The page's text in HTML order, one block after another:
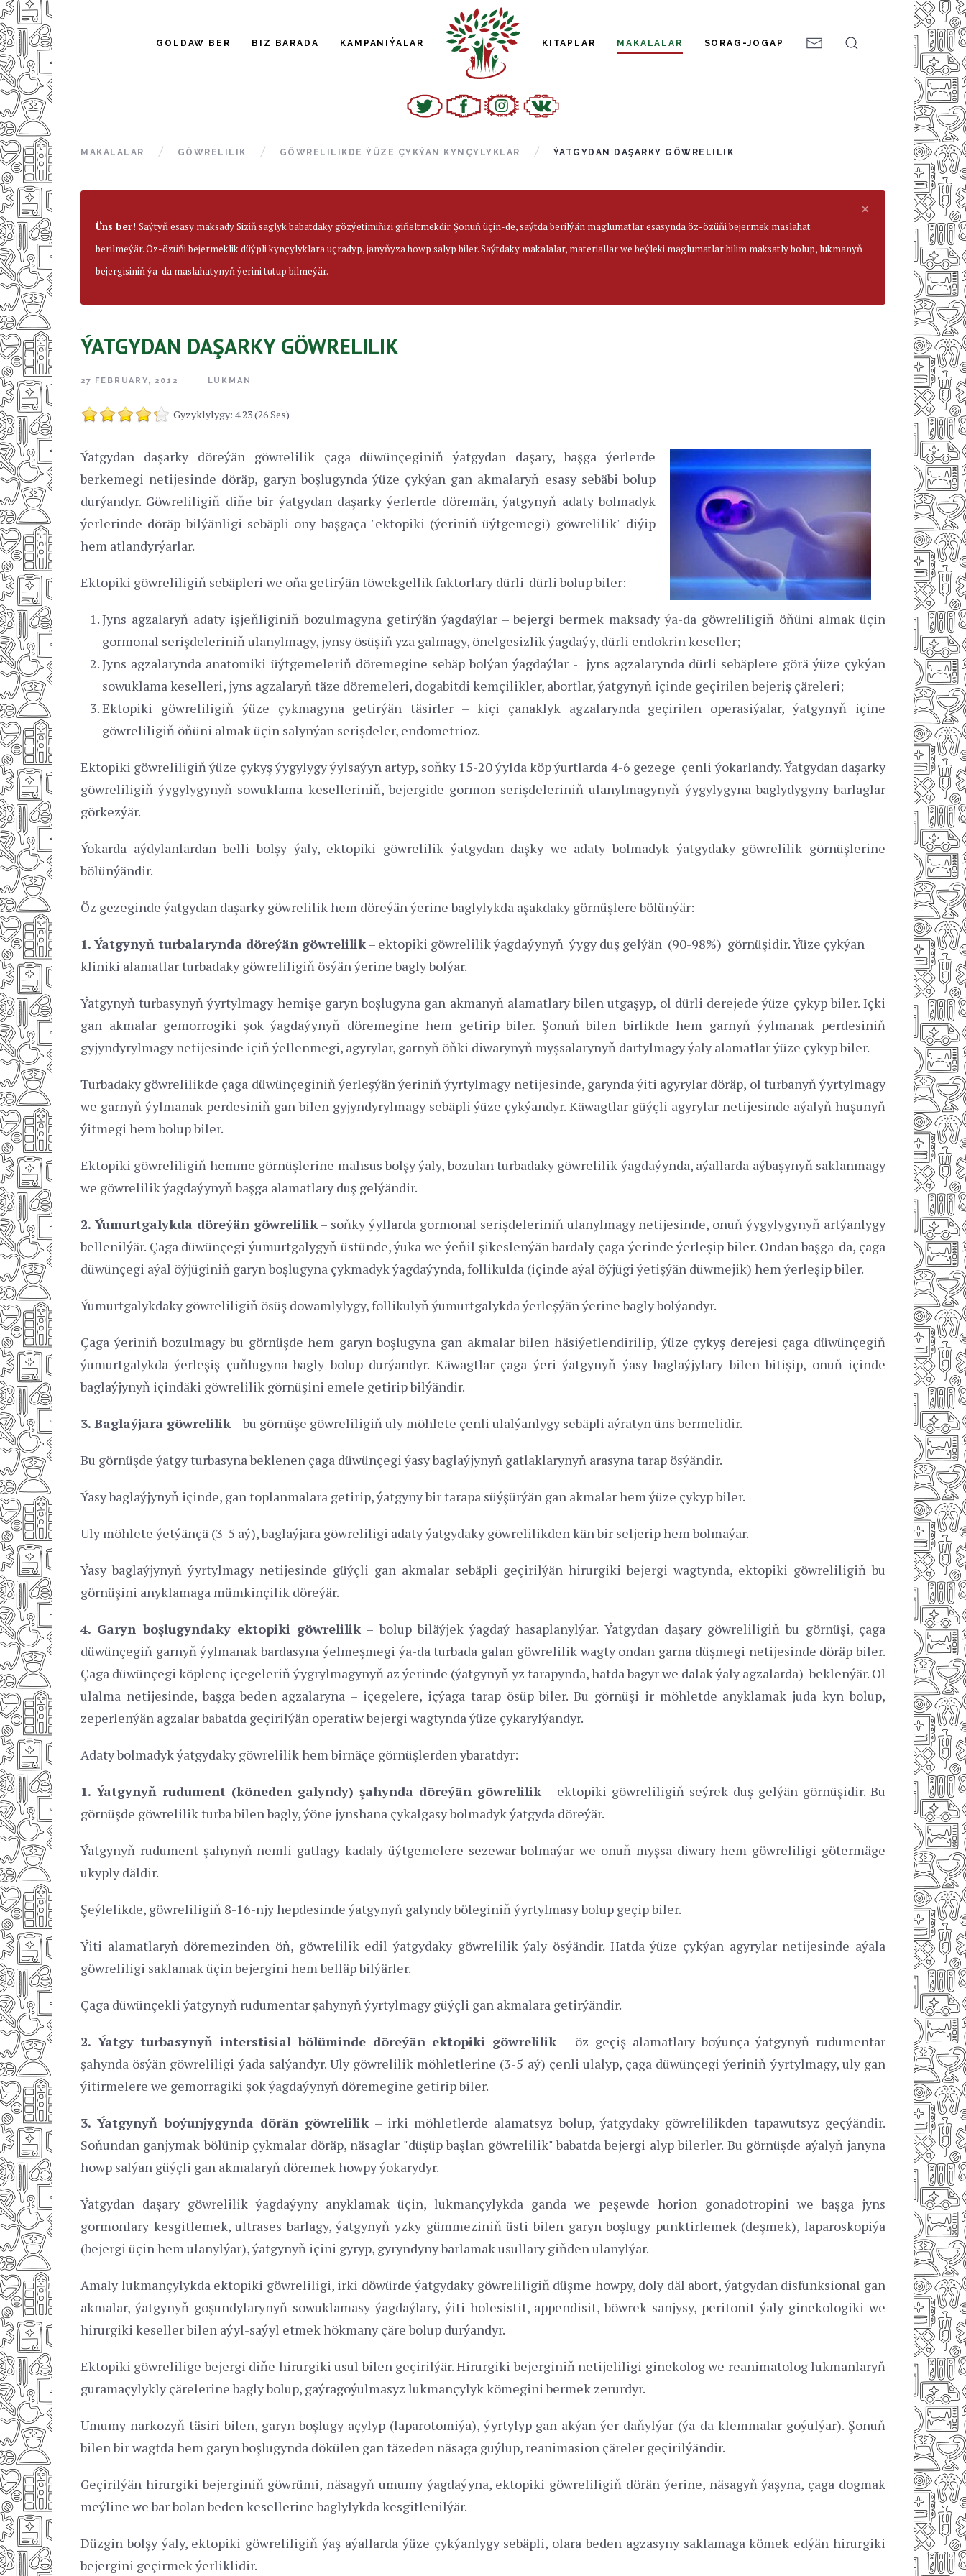
GOLDAW BER BIZ BARADA KAMPANIÝALAR KITAPLAR MAKALALAR SORAG-JOGAP
MAKALALAR GÖWRELILIK GÖWRELILIKDE ÝÜZE ÇYKÝAN KYNÇYLYKLAR ÝATGYDAN DAŞARKY GÖWRELILIK
×
Üns ber! Saýtyň esasy maksady Siziň saglyk babatdaky gözýetimiňizi giňeltmekdir. Şonuň üçin-de, saýtda berilýän maglumatlar esasynda öz-özüňi bejermek maslahat
berilmeýär. Öz-özüňi bejermeklik düýpli kynçylyklara uçradyp, janyňyza howp salyp biler. Saýtdaky makalalar, materiallar we beýleki maglumatlar bilim maksatly bolup, lukmanyň
bejergisiniň ýa-da maslahatynyň ýerini tutup bilmeýär.
ÝATGYDAN DAŞARKY GÖWRELILIK
27 FEBRUARY, 2012 LUKMAN
Gyzyklylygy: 4.23 (26 Ses)
Ýatgydan daşarky döreýän göwrelilik çaga düwünçeginiň ýatgydan daşary, başga ýerlerde
berkemegi netijesinde döräp, garyn boşlugynda ýüze çykýan gan akmalaryň esasy sebäbi bolup
durýandyr. Göwreliligiň diňe bir ýatgydan daşarky ýerlerde döremän, ýatgynyň adaty bolmadyk
ýerlerinde döräp bilýänligi sebäpli ony başgaça "ektopiki (ýeriniň üýtgemegi) göwrelilik" diýip
hem atlandyrýarlar.
Ektopiki göwreliligiň sebäpleri we oňa getirýän töwekgellik faktorlary dürli-dürli bolup biler:
Jyns agzalaryň adaty işjeňliginiň bozulmagyna getirýän ýagdaýlar – bejergi bermek maksady ýa-da göwreliligiň öňüni almak üçin
gormonal serişdeleriniň ulanylmagy, jynsy ösüşiň yza galmagy, önelgesizlik ýagdaýy, dürli endokrin keseller;
Jyns agzalarynda anatomiki üýtgemeleriň döremegine sebäp bolýan ýagdaýlar - jyns agzalarynda dürli sebäplere görä ýüze çykýan
sowuklama keselleri, jyns agzalaryň täze döremeleri, dogabitdi kemçilikler, abortlar, ýatgynyň içinde geçirilen bejeriş çäreleri;
Ektopiki göwreliligiň ýüze çykmagyna getirýän täsirler – kiçi çanaklyk agzalarynda geçirilen operasiýalar, ýatgynyň içine
göwreliligiň öňüni almak üçin salynýan serişdeler, endometrioz.
Ektopiki göwreliligiň ýüze çykyş ýygylygy ýylsaýyn artyp, soňky 15-20 ýylda köp ýurtlarda 4-6 gezege çenli ýokarlandy. Ýatgydan daşarky
göwreliligiň ýygylygynyň sowuklama keselleriniň, bejergide gormon serişdeleriniň ulanylmagynyň ýygylygyna baglydygyny barlaglar
görkezýär.
Ýokarda aýdylanlardan belli bolşy ýaly, ektopiki göwrelilik ýatgydan daşky we adaty bolmadyk ýatgydaky göwrelilik görnüşlerine
bölünýändir.
Öz gezeginde ýatgydan daşarky göwrelilik hem döreýän ýerine baglylykda aşakdaky görnüşlere bölünýär:
1. Ýatgynyň turbalarynda döreýän göwrelilik– ektopiki göwrelilik ýagdaýynyň ýygy duş gelýän (90-98%) görnüşidir. Ýüze çykýan
kliniki alamatlar turbadaky göwreliligiň ösýän ýerine bagly bolýar.
Ýatgynyň turbasynyň ýyrtylmagy hemişe garyn boşlugyna gan akmanyň alamatlary bilen utgaşyp, ol dürli derejede ýüze çykyp biler. Içki
gan akmalar gemorrogiki şok ýagdaýynyň döremegine hem getirip biler. Şonuň bilen birlikde hem garnyň ýylmanak perdesiniň
gyjyndyrylmagy netijesinde içiň ýellenmegi, agyrylar, garnyň öňki diwarynyň myşsalarynyň dartylmagy ýaly alamatlar ýüze çykyp biler.
Turbadaky göwrelilikde çaga düwünçeginiň ýerleşýän ýeriniň ýyrtylmagy netijesinde, garynda ýiti agyrylar döräp, ol turbanyň ýyrtylmagy
we garnyň ýylmanak perdesiniň gan bilen gyjyndyrylmagy sebäpli ýüze çykýandyr. Käwagtlar güýçli agyrylar netijesinde aýalyň huşunyň
ýitmegi hem bolup biler.
Ektopiki göwreliligiň hemme görnüşlerine mahsus bolşy ýaly, bozulan turbadaky göwrelilik ýagdaýynda, aýallarda aýbaşynyň saklanmagy
we göwrelilik ýagdaýynyň başga alamatlary duş gelýändir.
2. Ýumurtgalykda döreýän göwrelilik– soňky ýyllarda gormonal serişdeleriniň ulanylmagy netijesinde, onuň ýygylygynyň artýanlygy
bellenilýär. Çaga düwünçegi ýumurtgalygyň üstünde, ýuka we ýeňil şikeslenýän bardaly çaga ýerinde ýerleşip biler. Ondan başga-da, çaga
düwünçegi aýal öýjüginiň garyn boşlugyna çykmadyk ýagdaýynda, follikulda (içinde aýal öýjügi ýetişýän düwmejik) hem ýerleşip biler.
Ýumurtgalykdaky göwreliligiň ösüş dowamlylygy, follikulyň ýumurtgalykda ýerleşýän ýerine bagly bolýandyr.
Çaga ýeriniň bozulmagy bu görnüşde hem garyn boşlugyna gan akmalar bilen häsiýetlendirilip, ýüze çykyş derejesi çaga düwünçegiň
ýumurtgalykda ýerleşiş çuňlugyna bagly bolup durýandyr. Käwagtlar çaga ýeri ýatgynyň ýasy baglaýjylary bilen bitişip, onuň içinde
baglaýjynyň içindäki göwrelilik görnüşini emele getirip bilýändir.
3. Baglaýjara göwrelilik– bu görnüşe göwreliligiň uly möhlete çenli ulalýanlygy sebäpli aýratyn üns bermelidir.
Bu görnüşde ýatgy turbasyna beklenen çaga düwünçegi ýasy baglaýjynyň gatlaklarynyň arasyna tarap ösýändir.
Ýasy baglaýjynyň içinde, gan toplanmalara getirip, ýatgyny bir tarapa süýşürýän gan akmalar hem ýüze çykyp biler.
Uly möhlete ýetýänçä (3-5 aý), baglaýjara göwreliligi adaty ýatgydaky göwrelilikden kän bir seljerip hem bolmaýar.
Ýasy baglaýjynyň ýyrtylmagy netijesinde güýçli gan akmalar sebäpli geçirilýän hirurgiki bejergi wagtynda, ektopiki göwreliligiň bu
görnüşini anyklamaga mümkinçilik döreýär.
4. Garyn boşlugyndaky ektopiki göwrelilik – bolup biläýjek ýagdaý hasaplanylýar. Ýatgydan daşary göwreliligiň bu görnüşi, çaga
düwünçegiň garnyň ýylmanak bardasyna ýelmeşmegi ýa-da turbada galan göwrelilik wagty ondan garna düşmegi netijesinde döräp biler.
Çaga düwünçegi köplenç içegeleriň ýygrylmagynyň az ýerinde (ýatgynyň yz tarapynda, hatda bagyr we dalak ýaly agzalarda) beklenýär. Ol
ulalma netijesinde, başga beden agzalaryna – içegelere, içýaga tarap ösüp biler. Bu görnüşi ir möhletde anyklamak juda kyn bolup,
zeperlenýän agzalar babatda geçirilýän operatiw bejergi wagtynda ýüze çykarylýandyr.
Adaty bolmadyk ýatgydaky göwrelilik hem birnäçe görnüşlerden ybaratdyr:
1. Ýatgynyň rudument (köneden galyndy) şahynda döreýän göwrelilik– ektopiki göwreliligiň seýrek duş gelýän görnüşidir. Bu
görnüşde göwrelilik turba bilen bagly, ýöne jynshana çykalgasy bolmadyk ýatgyda döreýär.
Ýatgynyň rudument şahynyň nemli gatlagy kadaly üýtgemelere sezewar bolmaýar we onuň myşsa diwary hem göwreliligi götermäge
ukyply däldir.
Şeýlelikde, göwreliligiň 8-16-njy hepdesinde ýatgynyň galyndy böleginiň ýyrtylmasy bolup geçip biler.
Ýiti alamatlaryň döremezinden öň, göwrelilik edil ýatgydaky göwrelilik ýaly ösýändir. Hatda ýüze çykýan agyrylar netijesinde aýala
göwreliligi saklamak üçin bejergini hem belläp bilýärler.
Çaga düwünçekli ýatgynyň rudumentar şahynyň ýyrtylmagy güýçli gan akmalara getirýändir.
2. Ýatgy turbasynyň interstisial bölüminde döreýän ektopiki göwrelilik – öz geçiş alamatlary boýunça ýatgynyň rudumentar
şahynda ösýän göwreliligi ýada salýandyr. Uly göwrelilik möhletlerine (3-5 aý) çenli ulalyp, çaga düwünçegi ýeriniň ýyrtylmagy, uly gan
ýitirmelere we gemorragiki şok ýagdaýynyň döremegine getirip biler.
3. Ýatgynyň boýunjygynda dörän göwrelilik – irki möhletlerde alamatsyz bolup, ýatgydaky göwrelilikden tapawutsyz geçýändir.
Soňundan ganjymak bölünip çykmalar döräp, näsaglar "düşüp başlan göwrelilik" babatda bejergi alyp bilerler. Bu görnüşde aýalyň janyna
howp salýan güýçli gan akmalaryň döremek howpy ýokarydyr.
Ýatgydan daşary göwrelilik ýagdaýyny anyklamak üçin, lukmançylykda ganda we peşewde horion gonadotropini we başga jyns
gormonlary kesgitlemek, ultrases barlagy, ýatgynyň yzky gümmeziniň üsti bilen garyn boşlugy punktirlemek (deşmek), laparoskopiýa
(bejergi üçin hem ulanylýar), ýatgynyň içini gyryp, gyryndyny barlamak usullary giňden ulanylýar.
Amaly lukmançylykda ektopiki göwreliligi, irki döwürde ýatgydaky göwreliligiň düşme howpy, doly däl abort, ýatgydan disfunksional gan
akmalar, ýatgynyň goşundylarynyň sowuklamasy ýagdaýlary, ýiti holesistit, appendisit, böwrek sanjysy, peritonit ýaly ginekologiki we
hirurgiki keseller bilen aýyl-saýyl etmek hökmany çäre bolup durýandyr.
Ektopiki göwrelilige bejergi diňe hirurgiki usul bilen geçirilýär. Hirurgiki bejerginiň netijeliligi ginekolog we reanimatolog lukmanlaryň
guramaçylykly çärelerine bagly bolup, gaýragoýulmasyz lukmançylyk kömegini bermek zerurdyr.
Umumy narkozyň täsiri bilen, garyn boşlugy açylyp (laparotomiýa), ýyrtylyp gan akýan ýer daňylýar (ýa-da klemmalar goýulýar). Şonuň
bilen bir wagtda hem garyn boşlugynda dökülen gan täzeden näsaga guýlup, reanimasion çäreler geçirilýändir.
Geçirilýän hirurgiki bejerginiň göwrümi, näsagyň umumy ýagdaýyna, ektopiki göwreliligiň dörän ýerine, näsagyň ýaşyna, çaga dogmak
meýline we bar bolan beden kesellerine baglylykda kesgitlenilýär.
Düzgin bolşy ýaly, ektopiki göwreliligiň ýaş aýallarda ýüze çykýanlygy sebäpli, olara beden agzasyny saklamaga kömek edýän hirurgiki
bejergini geçirmek ýerliklidir.